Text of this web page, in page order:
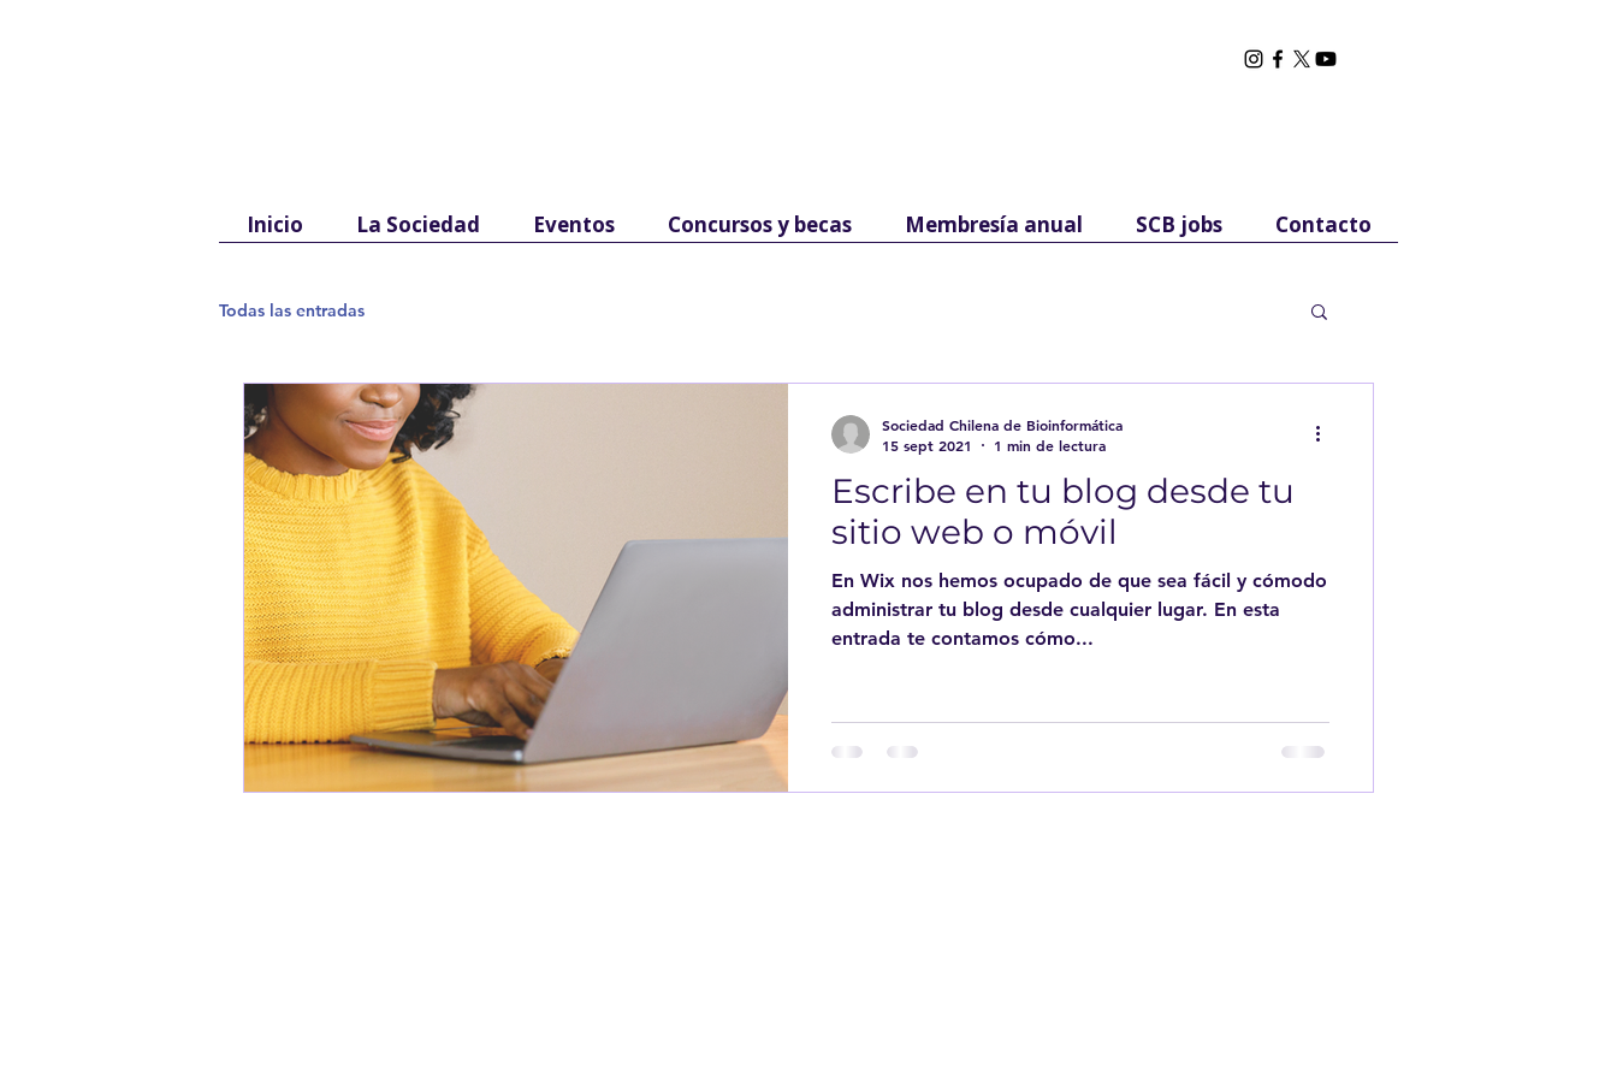
Sociedad de Bioin for m ática
Inicio La Sociedad Eventos Concursos y becas Membresía anual SCB jobs Contacto
Todas las entradas
Escribe en tu blog desde tu
sitio web o móvil
En Wix nos hemos ocupado de que sea fácil y cómodo
administrar tu blog desde cualquier lugar. En esta
entrada te contamos cómo...
Sociedad Chilena de Bioinformática
15 sept 2021
1 min de lectura